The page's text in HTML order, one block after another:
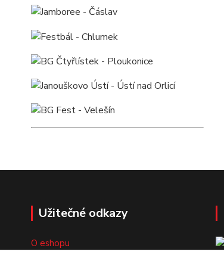
Užitečné odkazy
O eshopu